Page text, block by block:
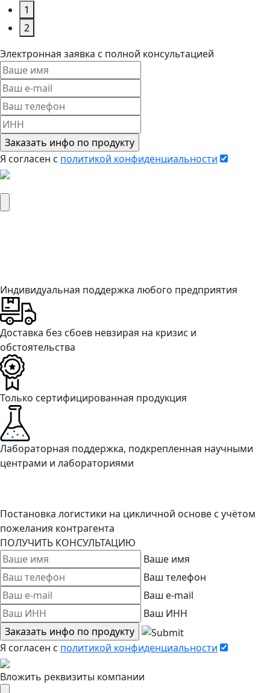
1
2
Электронная заявка с полной консультацией
Я согласен c политикой конфиденциальности
Индивидуальная поддержка любого предприятия
Доставка без сбоев невзирая на кризис и
обстоятельства
Только сертифицированная продукция
Лабораторная поддержка, подкрепленная научными
центрами и лабораториями
Постановка логистики на цикличной основе с учётом
пожелания контрагента
ПОЛУЧИТЬ КОНСУЛЬТАЦИЮ
Ваше имя
Ваш телефон
Ваш e-mail
Ваш ИНН
Я согласен c политикой конфиденциальности
Вложить реквизиты компании